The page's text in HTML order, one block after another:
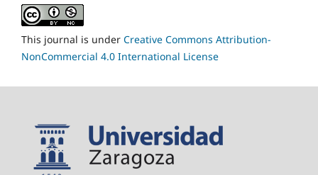
This journal is under Creative Commons Attribution-
NonCommercial 4.0 International License